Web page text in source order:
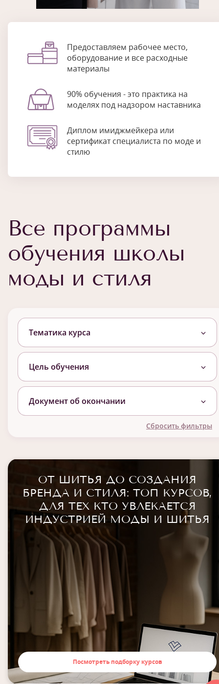
Предоставляем рабочее место,
оборудование и все расходные
материалы
90% обучения - это практика на
моделях под надзором наставника
Диплом имиджмейкера или
сертификат специалиста по моде и
стилю
Все программы
обучения школы
моды и стиля
Тематика курса
Цель обучения
Документ об окончании
Сбросить фильтры
ОТ ШИТЬЯ ДО СОЗДАНИЯ
БРЕНДА И СТИЛЯ: ТОП КУРСОВ,
ДЛЯ ТЕХ КТО УВЛЕКАЕТСЯ
ИНДУСТРИЕЙ МОДЫ И ШИТЬЯ
Посмотреть подборку курсов